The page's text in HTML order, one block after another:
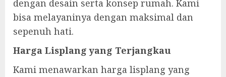
dengan desain serta konsep rumah. Kami
bisa melayaninya dengan maksimal dan
sepenuh hati.
Harga Lisplang yang Terjangkau
Kami menawarkan harga lisplang yang